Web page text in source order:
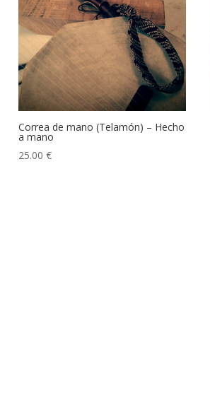
Correa de mano (Telamón) – Hecho
a mano
25.00€